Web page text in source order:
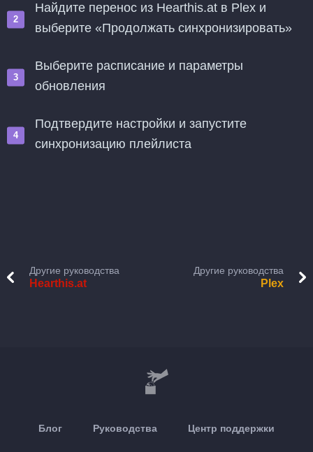
Найдите перенос из Hearthis.at в Plex и
выберите «Продолжать синхронизировать»
Выберите расписание и параметры
обновления
Подтвердите настройки и запустите
синхронизацию плейлиста
Другие руководства
Hearthis.at
Другие руководства
Plex
Блог Руководства Центр поддержки